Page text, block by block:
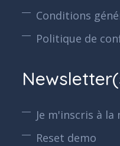
Conditions
Politique de
Je m'inscris à
Reset demo